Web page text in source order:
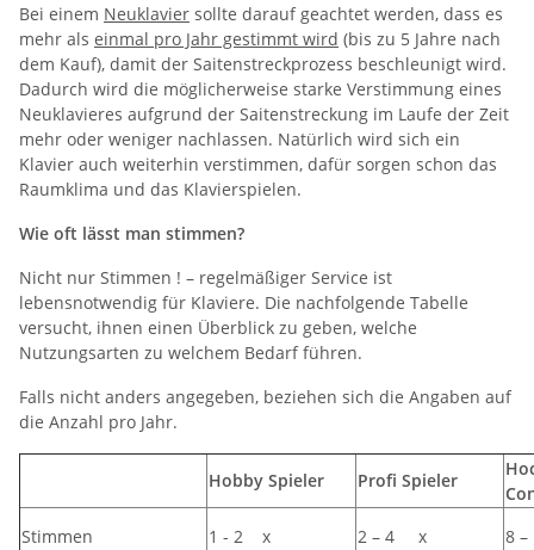
Bei einem Neuklavier sollte darauf geachtet werden, dass es
mehr als einmal pro Jahr gestimmt wird (bis zu 5 Jahre nach
dem Kauf), damit der Saitenstreckprozess beschleunigt wird.
Dadurch wird die möglicherweise starke Verstimmung eines
Neuklavieres aufgrund der Saitenstreckung im Laufe der Zeit
mehr oder weniger nachlassen. Natürlich wird sich ein
Klavier auch weiterhin verstimmen, dafür sorgen schon das
Raumklima und das Klavierspielen.
Wie oft lässt man stimmen?
Nicht nur Stimmen ! – regelmäßiger Service ist
lebensnotwendig für Klaviere. Die nachfolgende Tabelle
versucht, ihnen einen Überblick zu geben, welche
Nutzungsarten zu welchem Bedarf führen.
Falls nicht anders angegeben, beziehen sich die Angaben auf
die Anzahl pro Jahr.
Hobby Spieler Profi Spieler
Stimmen
1 - 2 x 2 – 4 x
8